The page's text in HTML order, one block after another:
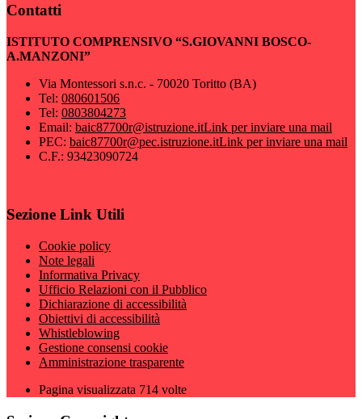
Contatti
ISTITUTO COMPRENSIVO “S.GIOVANNI BOSCO-
A.MANZONI”
Via Montessori s.n.c. - 70020 Toritto (BA)
Tel: 080601506
Tel: 0803804273
Email: baic87700r@istruzione.itLink per inviare una mail
PEC: baic87700r@pec.istruzione.itLink per inviare una mail
C.F.: 93423090724
Sezione Link Utili
Cookie policy
Note legali
Informativa Privacy
Ufficio Relazioni con il Pubblico
Dichiarazione di accessibilità
Obiettivi di accessibilità
Whistleblowing
Gestione consensi cookie
Amministrazione trasparente
Pagina visualizzata 714 volte